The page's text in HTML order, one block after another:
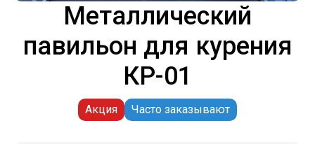
Металлический
павильон для курения
КР-01
Акция Часто заказывают